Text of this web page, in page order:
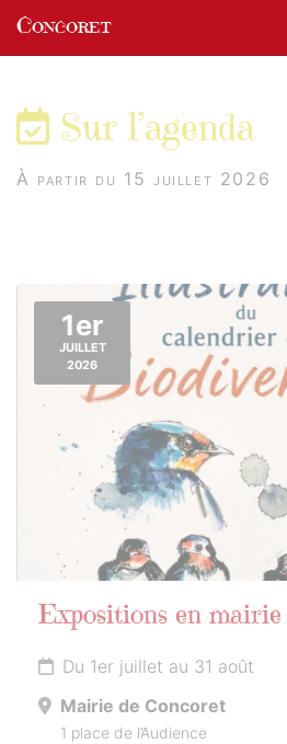
Concoret
Sur l’agenda
À partir du 15 juillet 2026
1er
JUILLET
2026
Expositions en
Du 1er juillet au 31 août
Mairie de Concoret
1 place de l’Audience
Panneau de gestion des cookies